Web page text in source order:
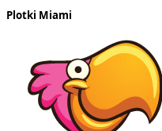
Plotki Miami